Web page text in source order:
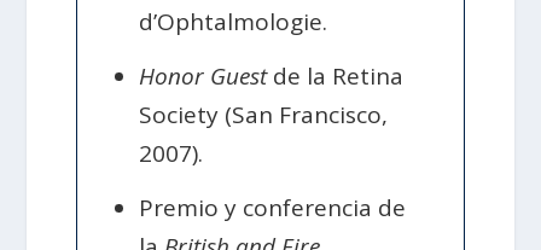
d’Ophtalmologie.
Honor Guestde la Retina
Society (San Francisco,
2007).
Premio y conferencia de